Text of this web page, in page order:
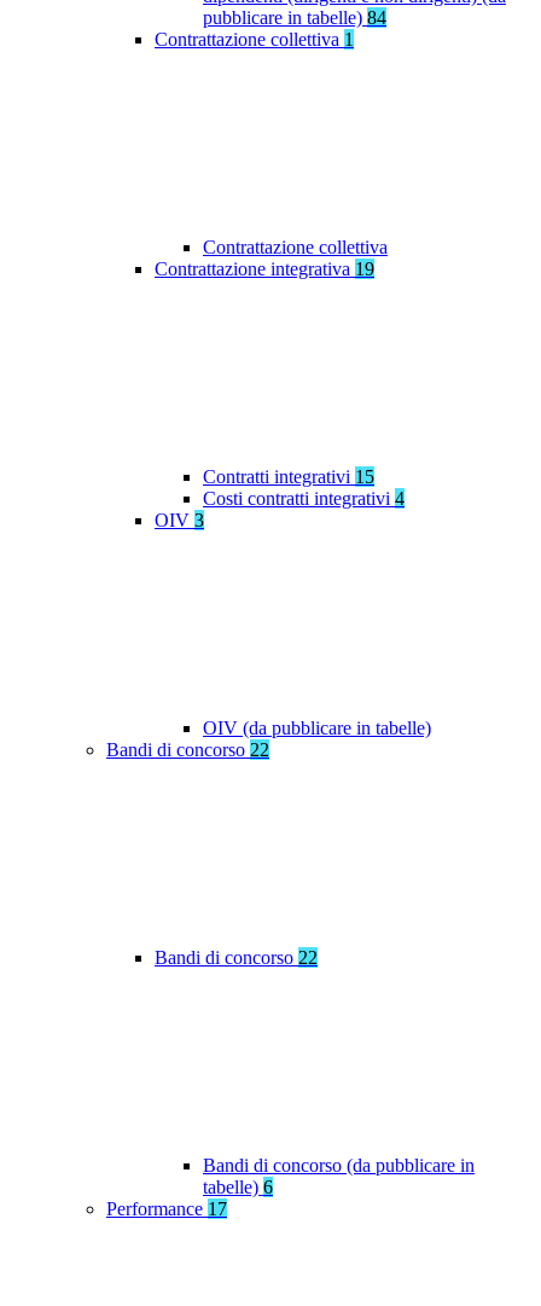
pubblicare in tabelle) 84
Contrattazione collettiva 1
Contrattazione collettiva
Contrattazione integrativa 19
Contratti integrativi 15
Costi contratti integrativi 4
OIV 3
OIV (da pubblicare in tabelle)
Bandi di concorso 22
Bandi di concorso 22
Bandi di concorso (da pubblicare in
tabelle) 6
Performance 17